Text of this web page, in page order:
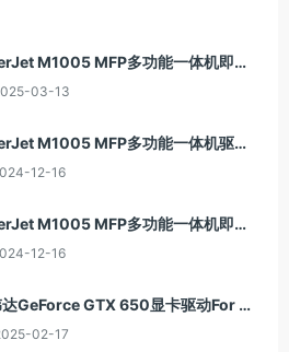
HP惠普LaserJet M1005 MFP多功能一体机即插即用驱动20070326版For Win7
03-13
HP惠普LaserJet M1005 MFP多功能一体机驱动20060913版For Win2000/XP
12-16
HP惠普LaserJet M1005 MFP多功能一体机即插即用驱动20070326版For Vista
12-16
NVIDIA英伟达GeForce GTX 650显卡驱动For Win10-64
02-17